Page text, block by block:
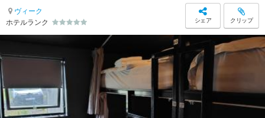
ヴィーク
ホテルランク
シェア クリップ